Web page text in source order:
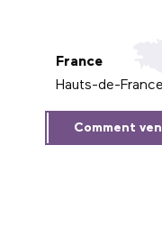
France
Hauts-de-France
Comment